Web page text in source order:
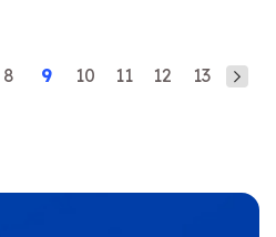
8 9 10 11 12 13